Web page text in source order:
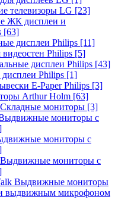
телевизоры LG [23]
ЖК дисплеи и
[63]
дисплеи Philips [11]
Philips [5]
дисплеи Philips [43]
Philips [1]
E-Paper Philips [3]
Arthur Holm [63]
мониторы [3]
мониторы с
мониторы с
мониторы с
Выдвижные мониторы
выдвижным микрофоном